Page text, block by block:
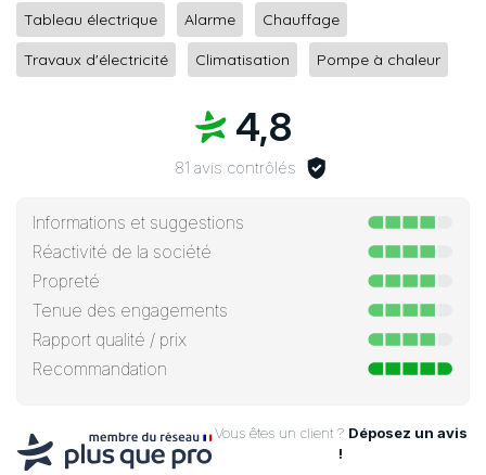
Tableau électrique Alarme Chauffage
Travaux d'électricité Climatisation Pompe à chaleur
4,8
81 avis contrôlés
Informations et suggestions
Réactivité de la société
Propreté
Tenue des engagements
Rapport qualité / prix
Recommandation
Vous êtes un client ? Déposez un avis
!